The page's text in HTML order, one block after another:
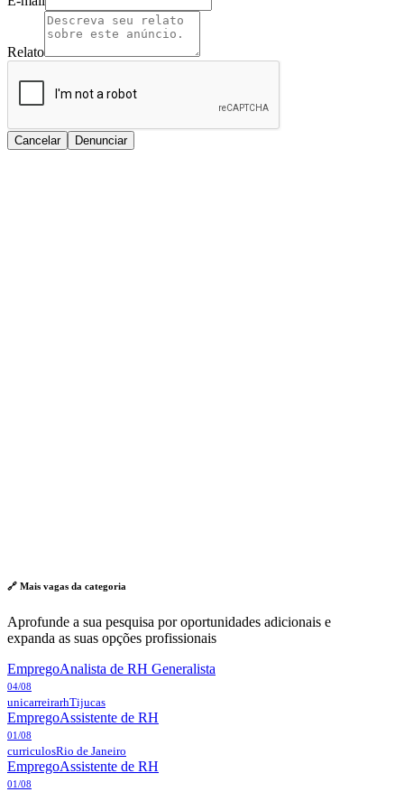
Relato
Cancelar Denunciar
🔗 Mais vagas da categoria
Aprofunde a sua pesquisa por oportunidades adicionais e
expanda as suas opções profissionais
EmpregoAnalista de RH Generalista
04/08
unicarreirarhTijucas
EmpregoAssistente de RH
01/08
curriculosRio de Janeiro
EmpregoAssistente de RH
01/08